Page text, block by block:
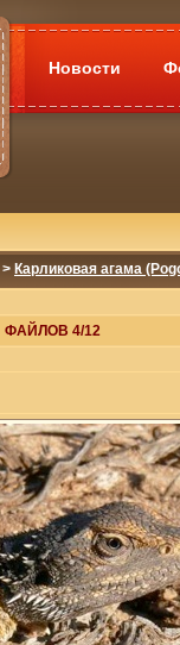
Новости
> Карликовая агама
ФАЙЛОВ 4/12